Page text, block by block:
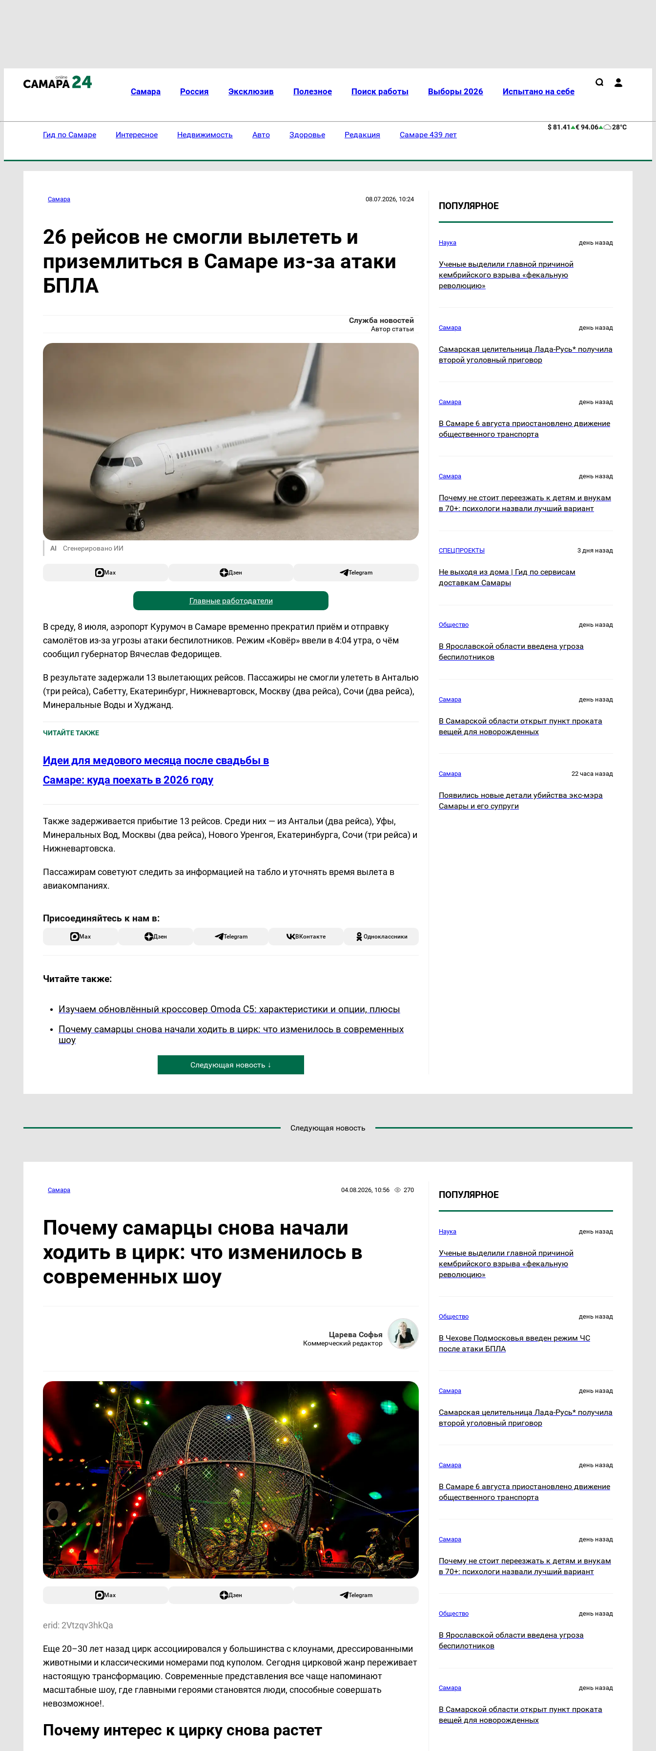
Самара Россия Эксклюзив Полезное Поиск работы Выборы 2026 Испытано на себе
Гид по Самаре Интересное Недвижимость Авто Здоровье Редакция Самаре 439 лет
$ 81.41 € 94.06 28°C
Самара 08.07.2026, 10:24
26 рейсов не смогли вылететь и
приземлиться в Самаре из-за атаки
БПЛА
Служба новостей
Автор статьи
AI Сгенерировано ИИ
Max Дзен Telegram
Главные работодатели
В среду, 8 июля, аэропорт Курумоч в Самаре временно прекратил приём и отправку
самолётов из-за угрозы атаки беспилотников. Режим «Ковёр» ввели в 4:04 утра, о чём
сообщил губернатор Вячеслав Федорищев.
В результате задержали 13 вылетающих рейсов. Пассажиры не смогли улететь в Анталью
(три рейса), Сабетту, Екатеринбург, Нижневартовск, Москву (два рейса), Сочи (два рейса),
Минеральные Воды и Худжанд.
ЧИТАЙТЕ ТАКЖЕ
Идеи для медового месяца после свадьбы в
Самаре: куда поехать в 2026 году
Также задерживается прибытие 13 рейсов. Среди них — из Антальи (два рейса), Уфы,
Минеральных Вод, Москвы (два рейса), Нового Уренгоя, Екатеринбурга, Сочи (три рейса) и
Нижневартовска.
Пассажирам советуют следить за информацией на табло и уточнять время вылета в
авиакомпаниях.
Max Дзен Telegram ВКонтакте Одноклассники
Читайте также:
Изучаем обновлённый кроссовер Omoda C5: характеристики и опции, плюсы
Почему самарцы снова начали ходить в цирк: что изменилось в современных
шоу
Следующая новость ↓
ПОПУЛЯРНОЕ
Наука день назад
Ученые выделили главной причиной
кембрийского взрыва «фекальную
революцию»
Самара день назад
Самарская целительница Лада-Русь* получила
второй уголовный приговор
Самара день назад
В Самаре 6 августа приостановлено движение
общественного транспорта
Самара день назад
Почему не стоит переезжать к детям и внукам
в 70+: психологи назвали лучший вариант
СПЕЦПРОЕКТЫ 3 дня назад
Не выходя из дома | Гид по сервисам
доставкам Самары
Общество день назад
В Ярославской области введена угроза
беспилотников
Самара день назад
В Самарской области открыт пункт проката
вещей для новорожденных
Самара 22 часа назад
Появились новые детали убийства экс-мэра
Самары и его супруги
Следующая новость
Самара 04.08.2026, 10:56 270
Почему самарцы снова начали
ходить в цирк: что изменилось в
современных шоу
Царева Софья
Коммерческий редактор
Max Дзен Telegram
erid: 2Vtzqv3hkQa
Еще 20–30 лет назад цирк ассоциировался у большинства с клоунами, дрессированными
животными и классическими номерами под куполом. Сегодня цирковой жанр переживает
настоящую трансформацию. Современные представления все чаще напоминают
масштабные шоу, где главными героями становятся люди, способные совершать
невозможное!.
Почему интерес к цирку снова растет
ПОПУЛЯРНОЕ
Наука день назад
Ученые выделили главной причиной
кембрийского взрыва «фекальную
революцию»
Общество день назад
В Чехове Подмосковья введен режим ЧС
после атаки БПЛА
Самара день назад
Самарская целительница Лада-Русь* получила
второй уголовный приговор
Самара день назад
В Самаре 6 августа приостановлено движение
общественного транспорта
Самара день назад
Почему не стоит переезжать к детям и внукам
в 70+: психологи назвали лучший вариант
Общество день назад
В Ярославской области введена угроза
беспилотников
Самара день назад
В Самарской области открыт пункт проката
вещей для новорожденных